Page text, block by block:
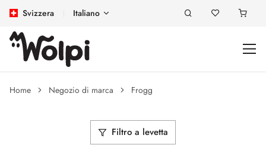
Svizzera Italiano
Home Negozio di marca Frogg
Filtro a levetta